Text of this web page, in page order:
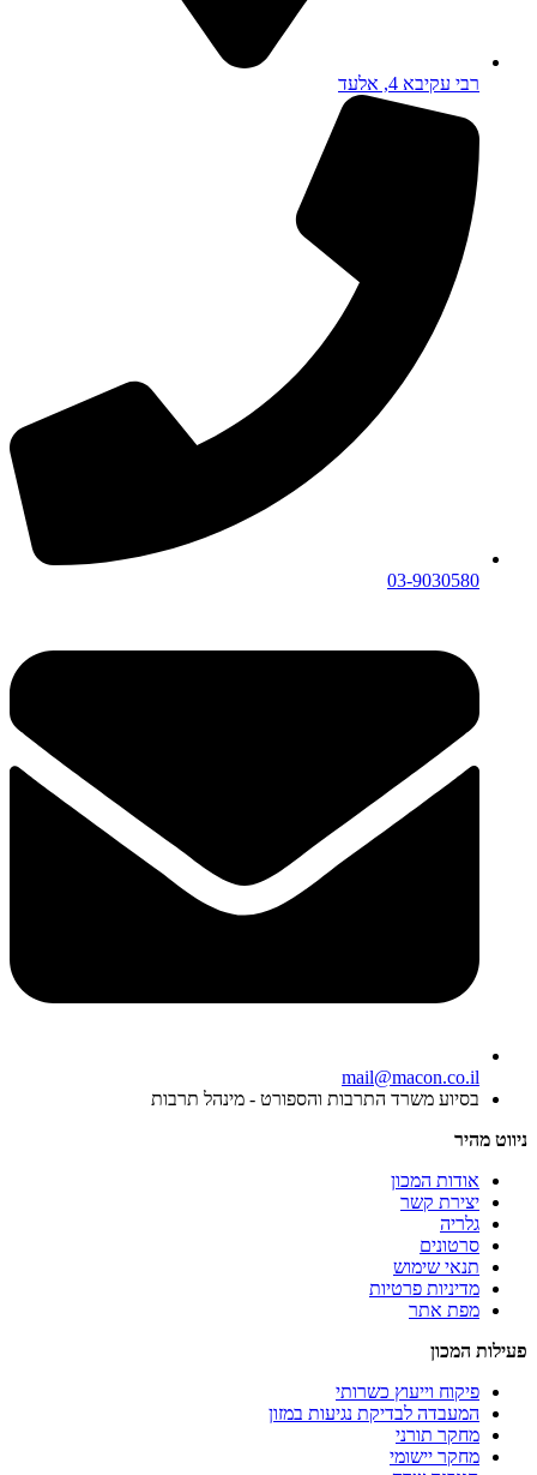
רבי עקיבא 4, אלעד
03-9030580
mail@macon.co.il
בסיוע משרד התרבות והספורט - מינהל תרבות
ניווט מהיר
אודות המכון
יצירת קשר
גלריה
סרטונים
תנאי שימוש
מדיניות פרטיות
מפת אתר
פעילות המכון
פיקוח וייעוץ כשרותי
המעבדה לבדיקת נגיעות במזון
מחקר תורני
מחקר יישומי